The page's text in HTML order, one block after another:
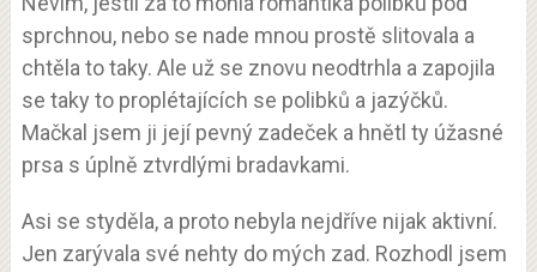
sprchnou, nebo se nade mnou prostě slitovala a
chtěla to taky. Ale už se znovu neodtrhla a zapojila
se taky to proplétajících se polibků a jazýčků.
Mačkal jsem ji její pevný zadeček a hnětl ty úžasné
prsa s úplně ztvrdlými bradavkami.
Asi se styděla, a proto nebyla nejdříve nijak aktivní.
Jen zarývala své nehty do mých zad. Rozhodl jsem